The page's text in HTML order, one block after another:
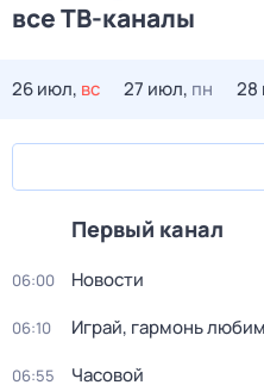
все ТВ-каналы
26 июл, вс 27 июл, пн 28
Первый канал
06:00 Новости
06:10 Играй, гармонь
06:55 Часовой